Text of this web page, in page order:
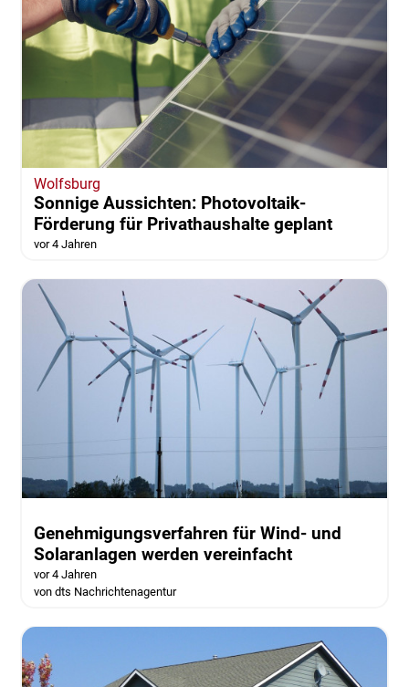
Wolfsburg
Sonnige Aussichten: Photovoltaik-
Förderung für Privathaushalte geplant
vor 4 Jahren
Genehmigungsverfahren für Wind- und
Solaranlagen werden vereinfacht
vor 4 Jahren
von dts Nachrichtenagentur